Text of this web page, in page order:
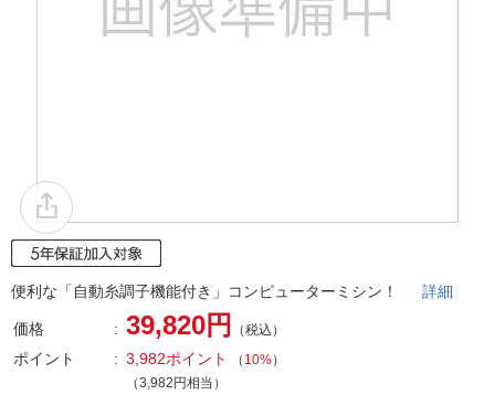
便利な「自動糸調子機能付き」コンピューターミシン！ 詳細
価格 39,820円 （税込）
ポイント 3,982ポイント （ 10%）
（3,982円相当）